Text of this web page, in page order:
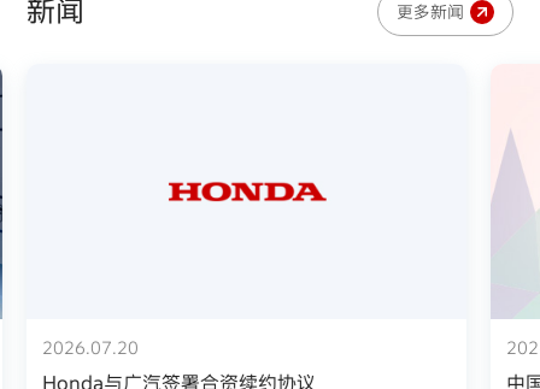
新闻 更多新闻
2026.07.20
Honda与广汽签署合资续约协议 中